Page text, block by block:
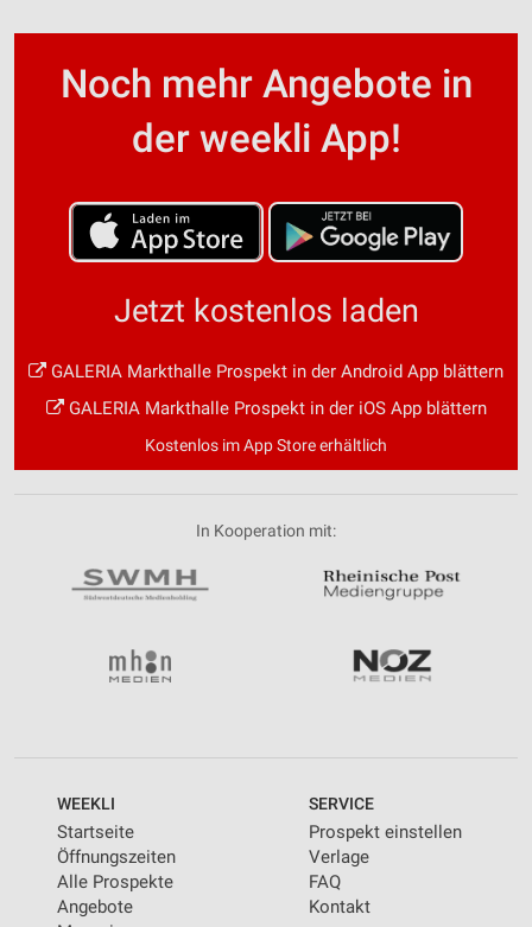
Noch mehr Angebote in
der weekli App!
Jetzt kostenlos laden
GALERIA Markthalle Prospekt in der Android App blättern
GALERIA Markthalle Prospekt in der iOS App blättern
Kostenlos im App Store erhältlich
In Kooperation mit:
WEEKLI
Startseite
Öffnungszeiten
Alle Prospekte
Angebote
SERVICE
Prospekt einstellen
Verlage
FAQ
Kontakt